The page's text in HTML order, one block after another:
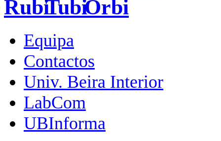
Equipa
Contactos
Univ. Beira Interior
LabCom
UBInforma